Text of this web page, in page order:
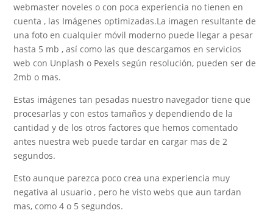
webmaster noveles o con poca experiencia no tienen en
cuenta , las Imágenes optimizadas.La imagen resultante de
una foto en cualquier móvil moderno puede llegar a pesar
hasta 5 mb , así como las que descargamos en servicios
web con Unplash o Pexels según resolución, pueden ser de
2mb o mas.
Estas imágenes tan pesadas nuestro navegador tiene que
procesarlas y con estos tamaños y dependiendo de la
cantidad y de los otros factores que hemos comentado
antes nuestra web puede tardar en cargar mas de 2
segundos.
Esto aunque parezca poco crea una experiencia muy
negativa al usuario , pero he visto webs que aun tardan
mas, como 4 o 5 segundos.